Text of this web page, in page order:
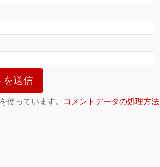
使っています。
コメントデータの処理方法